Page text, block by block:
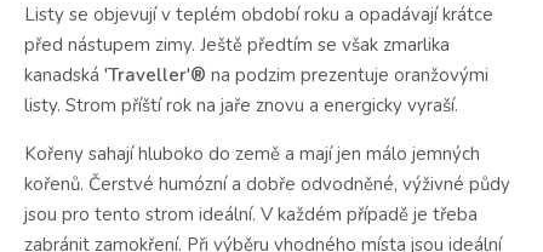
Listy se objevují v teplém období roku a opadávají krátce
před nástupem zimy. Ještě předtím se však zmarlika
kanadská 'Traveller'® na podzim prezentuje oranžovými
listy. Strom příští rok na jaře znovu a energicky vyraší.
Kořeny sahají hluboko do země a mají jen málo jemných
kořenů. Čerstvé humózní a dobře odvodněné, výživné půdy
jsou pro tento strom ideální. V každém případě je třeba
zabránit zamokření. Při výběru vhodného místa jsou ideální